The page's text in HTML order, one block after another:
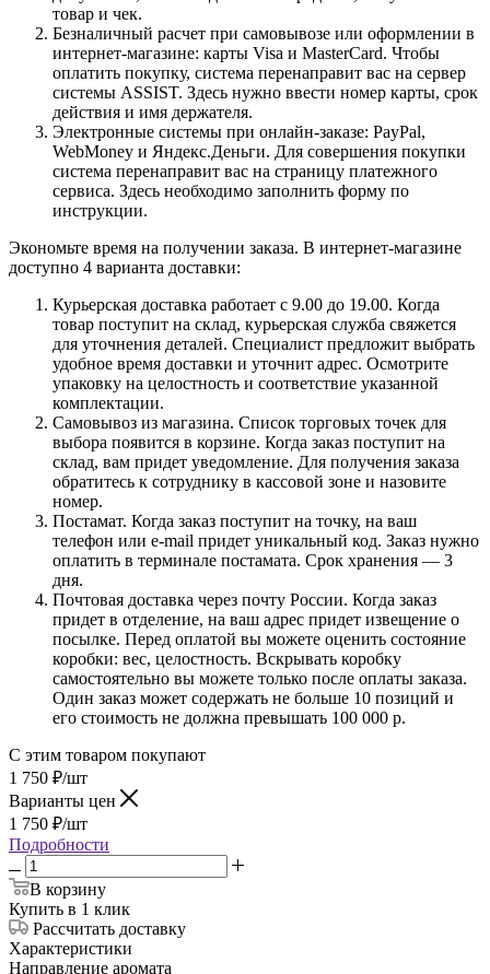
товар и чек.
Безналичный расчет при самовывозе или оформлении в
интернет-магазине: карты Visa и MasterCard. Чтобы
оплатить покупку, система перенаправит вас на сервер
системы ASSIST. Здесь нужно ввести номер карты, срок
действия и имя держателя.
Электронные системы при онлайн-заказе: PayPal,
WebMoney и Яндекс.Деньги. Для совершения покупки
система перенаправит вас на страницу платежного
сервиса. Здесь необходимо заполнить форму по
инструкции.
Экономьте время на получении заказа. В интернет-магазине
доступно 4 варианта доставки:
Курьерская доставка работает с 9.00 до 19.00. Когда
товар поступит на склад, курьерская служба свяжется
для уточнения деталей. Специалист предложит выбрать
удобное время доставки и уточнит адрес. Осмотрите
упаковку на целостность и соответствие указанной
комплектации.
Самовывоз из магазина. Список торговых точек для
выбора появится в корзине. Когда заказ поступит на
склад, вам придет уведомление. Для получения заказа
обратитесь к сотруднику в кассовой зоне и назовите
номер.
Постамат. Когда заказ поступит на точку, на ваш
телефон или e-mail придет уникальный код. Заказ нужно
оплатить в терминале постамата. Срок хранения — 3
дня.
Почтовая доставка через почту России. Когда заказ
придет в отделение, на ваш адрес придет извещение о
посылке. Перед оплатой вы можете оценить состояние
коробки: вес, целостность. Вскрывать коробку
самостоятельно вы можете только после оплаты заказа.
Один заказ может содержать не больше 10 позиций и
его стоимость не должна превышать 100 000 р.
С этим товаром покупают
1 750 ₽/шт
Варианты цен
1 750 ₽/шт
Подробности
В корзину
Купить в 1 клик
Рассчитать доставку
Характеристики
Направление аромата